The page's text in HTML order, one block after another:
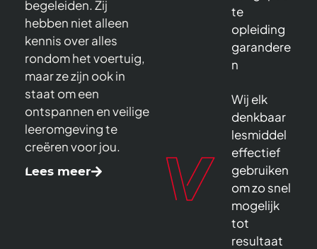
begeleiden. Zij
hebben niet alleen
kennis over alles
rondom het voertuig,
maar ze zijn ook in
staat om een
ontspannen en veilige
leeromgeving te
creëren voor jou.
Lees meer
te
opleiding
garandere
n
Wij elk
denkbaar
lesmiddel
effectief
gebruiken
om zo snel
mogelijk
tot
resultaat